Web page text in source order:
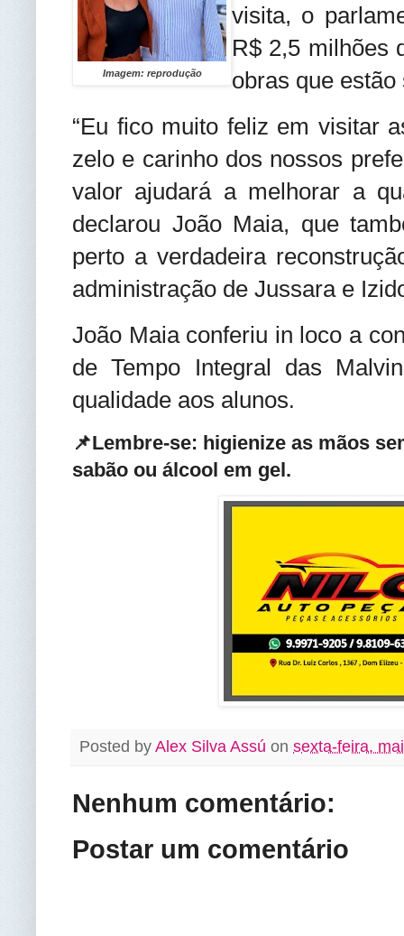
Imagem: reprodução
visita, o
R$ 2,5 milhões
obras que
“Eu fico muito feliz em visitar
zelo e carinho dos nossos
valor ajudará a melhorar a
declarou João Maia, que
perto a verdadeira
administração de Jussara e
João Maia conferiu in loco a
de Tempo Integral das
qualidade aos alunos.
📌Lembre-se: higienize as mãos
sabão ou álcool em gel.
Posted by Alex Silva Assú on sexta-feira,
Nenhum comentário:
Postar um comentário